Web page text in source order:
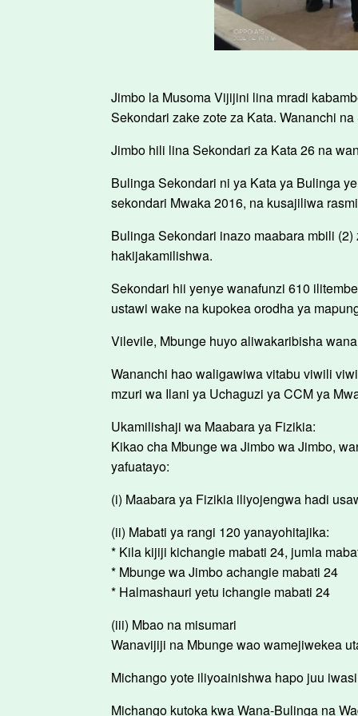
Jimbo la Musoma Vijijini lina mradi
Sekondari zake zote za Kata. Wananchi
Jimbo hili lina Sekondari za Kata 26 na
Bulinga Sekondari ni ya Kata ya Bulinga
sekondari Mwaka 2016, na kusajiliwa
Bulinga Sekondari inazo maabara mbili
hakijakamilishwa.
Sekondari hii yenye wanafunzi 610
ustawi wake na kupokea orodha ya
Vilevile, Mbunge huyo aliwakaribisha
Wananchi hao waligawiwa vitabu viwili
mzuri wa Ilani ya Uchaguzi ya CCM ya
Ukamilishaji wa Maabara ya Fizikia:
Kikao cha Mbunge wa Jimbo wa Jimbo,
yafuatayo:
(i) Maabara ya Fizikia iliyojengwa hadi
(ii) Mabati ya rangi 120 yanayohitajika:
* Kila kijiji kichangie mabati 24, jumla
* Mbunge wa Jimbo achangie mabati 24
* Halmashauri yetu ichangie mabati 24
(iii) Mbao na misumari
Wanavijiji na Mbunge wao wamejiwekea
Michango yote iliyoainishwa hapo juu
Michango kutoka kwa Wana-Bulinga na